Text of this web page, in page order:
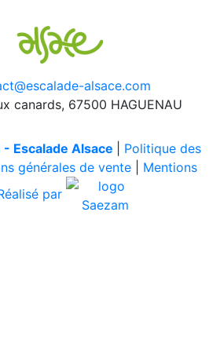
alsace.com
canards, 67500 HAGUENAU
Escalade Alsace
Politique des
générales de vente| Mentions
par